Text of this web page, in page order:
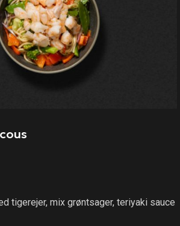
tigerejer, mix grøntsager, teriyaki sauce